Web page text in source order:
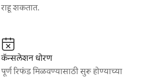
राहू शकतात.
कॅन्सलेशन धोरण
पूर्ण रिफंड मिळवण्यासाठी सुरू होण्याच्या